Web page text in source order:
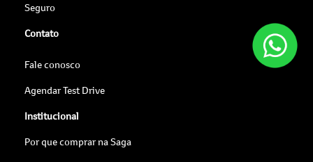
Seguro
Contato
Fale conosco
Agendar Test Drive
Institucional
Por que comprar na Saga